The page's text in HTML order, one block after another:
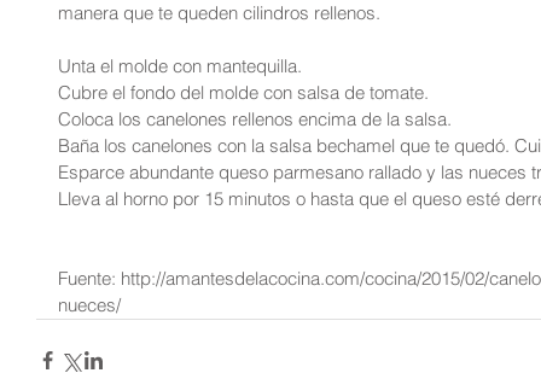
manera que te queden cilindros rellenos.
Unta el molde con mantequilla.
Cubre el fondo del molde con salsa de tomate.
Coloca los canelones rellenos encima de la salsa.
Baña los canelones con la salsa bechamel que te quedó.
Esparce abundante queso parmesano rallado y las nueces
Lleva al horno por 15 minutos o hasta que el queso esté
Fuente: http://amantesdelacocina.com/cocina/2015/02/
nueces/